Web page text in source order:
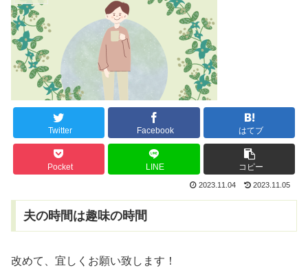
Twitter Facebook はてブ
Pocket LINE コピー
2023.11.04 2023.11.05
夫の時間は趣味の時間
改めて、宜しくお願い致します！